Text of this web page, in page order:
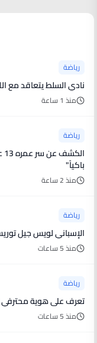
رياضة
نادي السلط يتعاقد مع
منذ 1 ساعة
رياضة
باكياً"
منذ 2 ساعة
رياضة
الإسباني لويس جيل
منذ 5 ساعات
رياضة
تعرف على هوية محترفي
منذ 5 ساعات